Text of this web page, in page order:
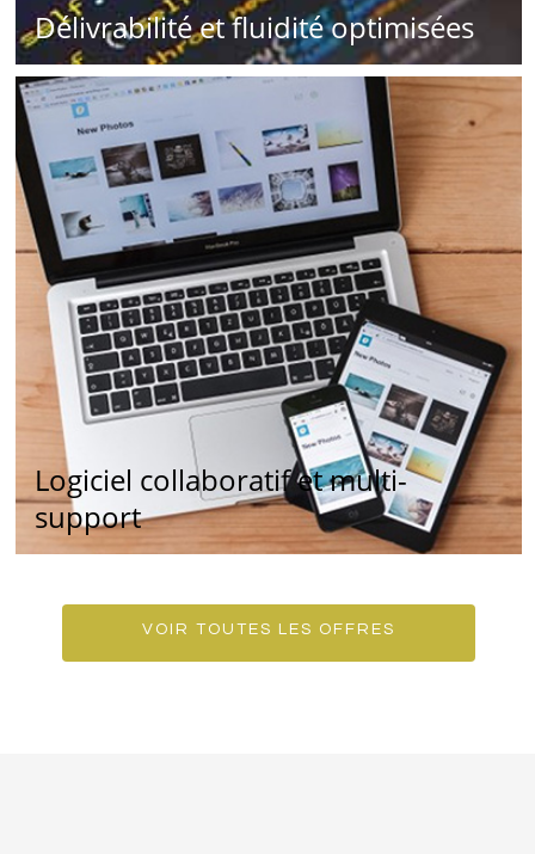
Délivrabilité et fluidité optimisées
Logiciel collaboratif et multi-
support
VOIR TOUTES LES OFFRES